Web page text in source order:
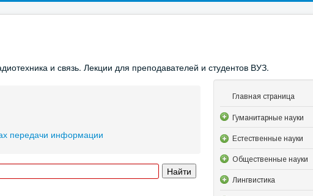
и связь. Лекции для преподавателей и студентов ВУЗ.
передачи информации
Главная страница
Гуманитарные науки
Естественные науки
Общественные науки
Лингвистика